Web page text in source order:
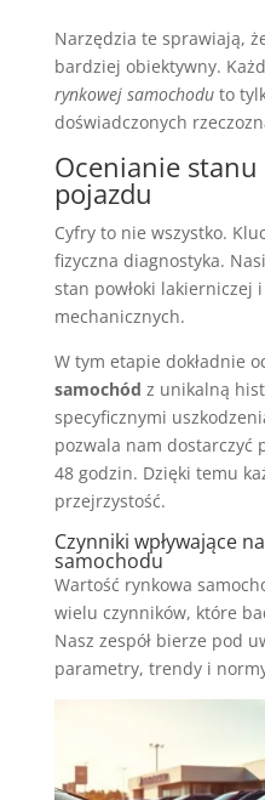
Narzędzia te sprawiają,
bardziej obiektywny.
rynkowej samochoduto
doświadczonych
Ocenianie
pojazdu
Cyfry to nie wszystko.
fizyczna diagnostyka.
stan powłoki lakierniczej
mechanicznych.
W tym etapie dokładnie
samochód z unikalną
specyficznymi
pozwala nam dostarczyć
48 godzin. Dzięki temu
przejrzystość.
Czynniki wpływające
samochodu
Wartość rynkowa
wielu czynników, które
Nasz zespół bierze pod
parametry, trendy i